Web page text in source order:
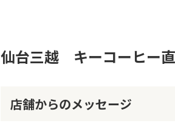
仙台三越 キーコーヒー
店舗からのメッセージ